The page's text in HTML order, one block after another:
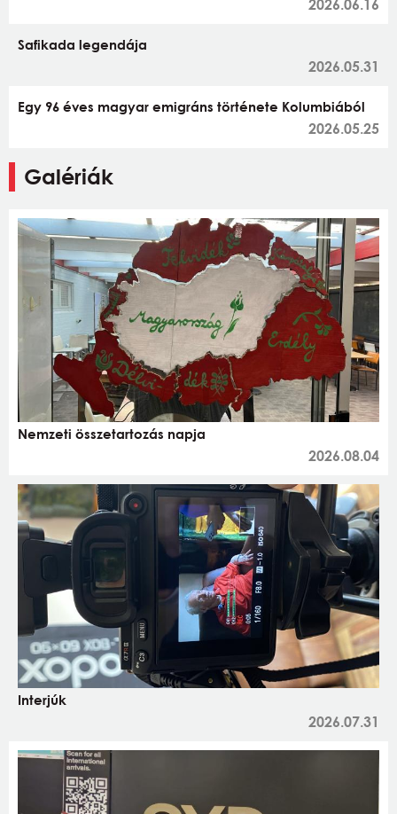
2026.06.16
Safikada legendája
2026.05.31
Egy 96 éves magyar emigráns története Kolumbiából
2026.05.25
Galériák
Nemzeti összetartozás napja
2026.08.04
Interjúk
2026.07.31